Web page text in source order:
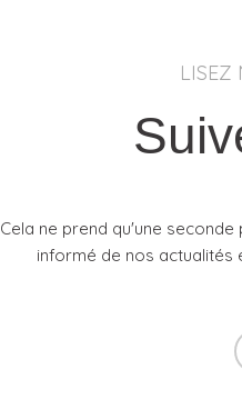
LISEZ
Cela ne prend qu'une
informé de nos actualités